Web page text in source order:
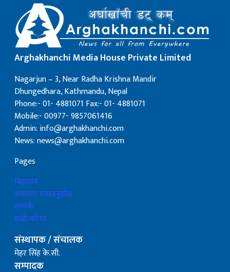
Arghakhanchi Media House Private Limited
Nagarjun – 3, Near Radha Krishna Mandir
Dhungedhara, Kathmandu, Nepal
Phone:- 01- 4881071 Fax:- 01- 4881071
Mobile:- 00977- 9857061416
Admin: info@arghakhanchi.com
News: news@arghakhanchi.com
Pages
बिज्ञापन
समाचार पठाउनुहोस्
सम्पर्क
हाम्रो बारेमा
संस्थापक / संचालक
मेहर सिंह के.सी.
सम्पादक